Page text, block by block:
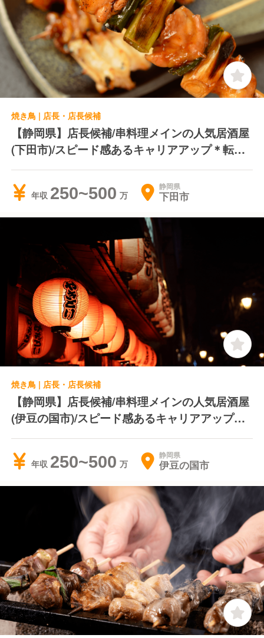
焼き鳥 | 店長・店長候補
【静岡県】店長候補/串料理メインの人気居酒屋
(下田市)/スピード感あるキャリアアップ＊転居
費用負担＊独立支援制度あり
年収 250~500 静岡県
下田市
焼き鳥 | 店長・店長候補
【静岡県】店長候補/串料理メインの人気居酒屋
(伊豆の国市)/スピード感あるキャリアアップ＊
転居費用負担＊独立支援制度あり
年収 250~500 静岡県
伊豆の国市